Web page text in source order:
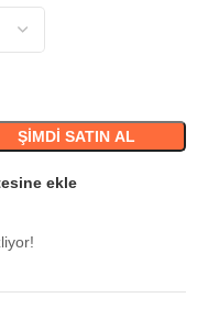
ŞIMDI SATIN AL
ekle